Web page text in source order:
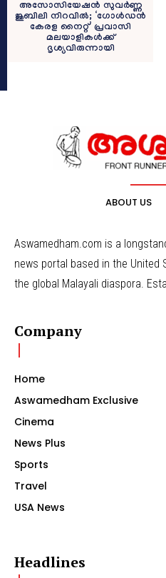
അസോസിയേഷൻ സുവർണ്ണ
ജൂബിലി നിറവിൽ; ‘ഗോൾഡൻ
കേരള നൈറ്റ്’ പ്രവാസി
മലയാളികൾക്ക്
ദൃശ്യവിരുന്നായി
ABOUT US
Aswamedham.com is a
news portal based in the United
the global Malayali diaspora.
Company
Home
Aswamedham Exclusive
Cinema
News Plus
Sports
Travel
USA News
Headlines